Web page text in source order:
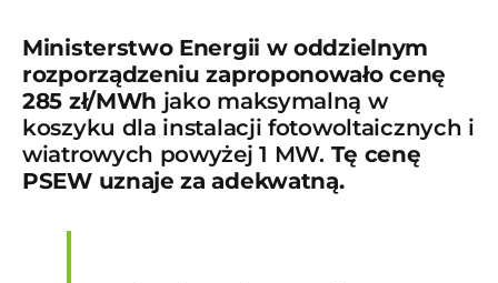
Ministerstwo Energii w oddzielnym
rozporządzeniu zaproponowało cenę
285 zł/MWh jako maksymalną w
koszyku dla instalacji fotowoltaicznych i
wiatrowych powyżej 1 MW. Tę cenę
PSEW uznaje za adekwatną.